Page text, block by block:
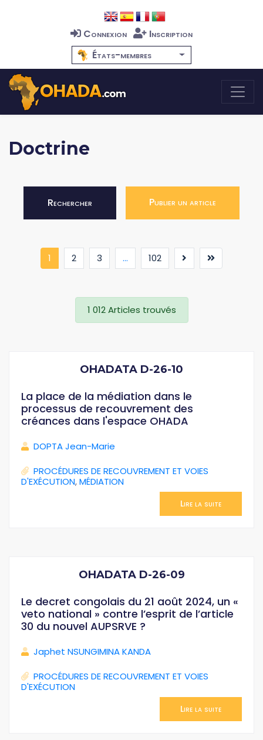
Connexion
Inscription
États-membres
Doctrine
Rechercher Publier un article
1 (current)
2 3 ... 102
1 012 Articles trouvés
OHADATA D-26-10
La place de la médiation dans le
processus de recouvrement des
créances dans l'espace OHADA
DOPTA Jean-Marie
PROCÉDURES DE RECOUVREMENT ET VOIES
D'EXÉCUTION,MÉDIATION
Lire la suite
OHADATA D-26-09
Le decret congolais du 21 août 2024, un «
veto national » contre l’esprit de l’article
30 du nouvel AUPSRVE ?
Japhet NSUNGIMINA KANDA
PROCÉDURES DE RECOUVREMENT ET VOIES
D'EXÉCUTION
Lire la suite